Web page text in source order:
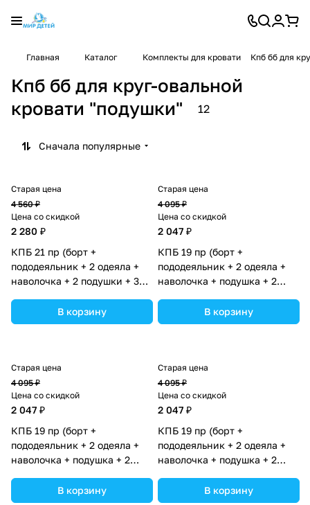
Главная Каталог Комплекты для кровати Кпб бб для
Кпб бб для круг-овальной
кровати "подушки"
12
Сначала популярные
Старая цена
4 560 ₽
Цена со скидкой
2 280 ₽
КПБ 21 пр (борт +
пододеяльник + 2 одеяла +
наволочка + 2 подушки + 3
(№1150-О-1бб_02) цвета в
ассортименте.
В корзину
Старая цена
4 095 ₽
Цена со скидкой
2 047 ₽
КПБ 19 пр (борт +
пододеяльник + 2 одеяла +
наволочка + подушка + 2
(№1149-О-1бб) цвета в
ассортименте.
В корзину
Старая цена
4 095 ₽
Цена со скидкой
2 047 ₽
КПБ 19 пр (борт +
пододеяльник + 2 одеяла +
наволочка + подушка + 2
(№1149-О-1бб_08) цвета в
В корзину
Старая цена
4 095 ₽
Цена со скидкой
2 047 ₽
КПБ 19 пр (борт +
пододеяльник + 2 одеяла +
наволочка + подушка + 2
(№1149-О-1бб_04) цвета в
В корзину